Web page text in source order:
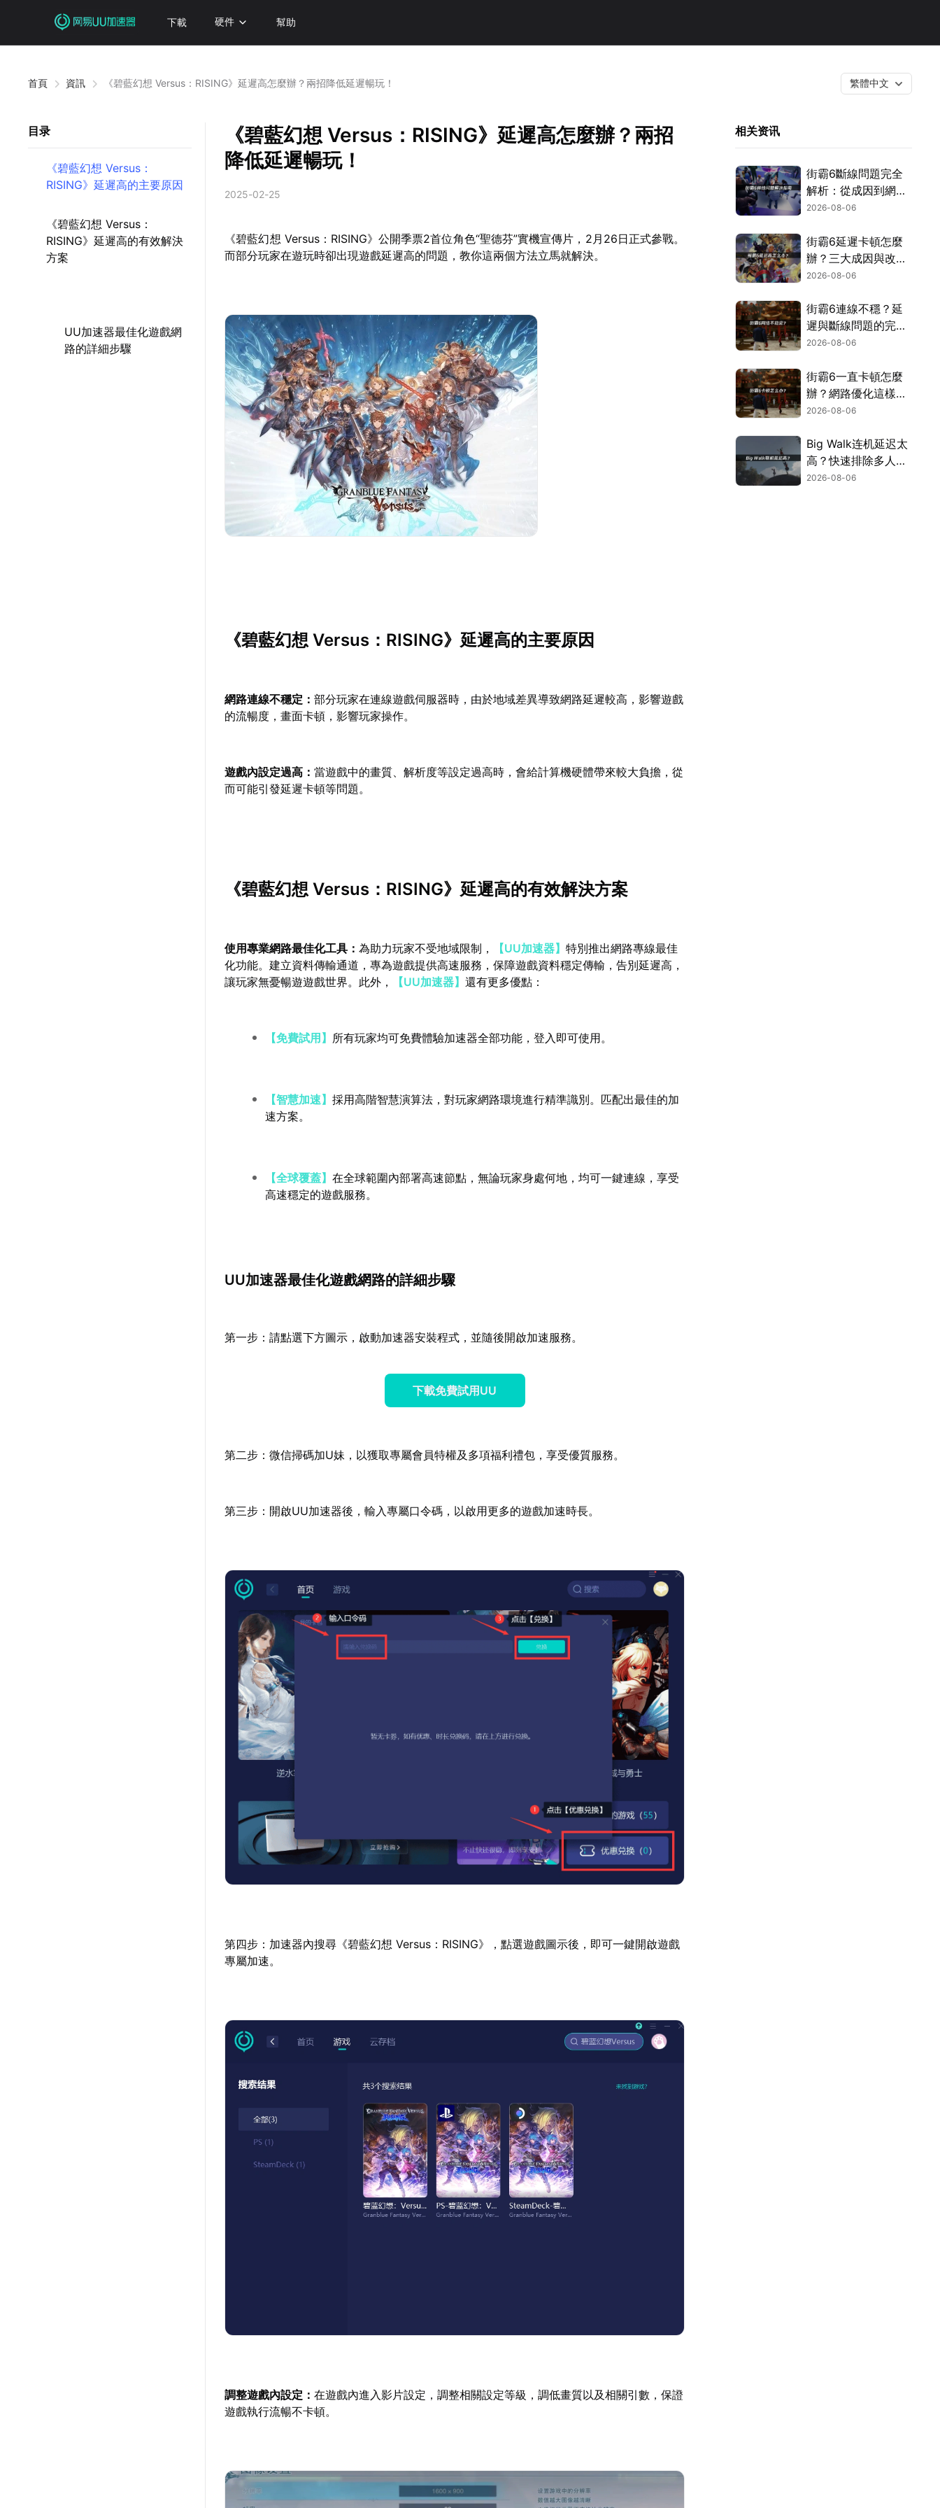
下載 硬件 幫助
首頁 資訊 《碧藍幻想 Versus：RISING》延遲高怎麼辦？兩招降低延遲暢玩！ 繁體中文
目录
《碧藍幻想 Versus：
RISING》延遲高的主要原因
《碧藍幻想 Versus：
RISING》延遲高的有效解決
方案
UU加速器最佳化遊戲網
路的詳細步驟
《碧藍幻想 Versus：RISING》延遲高怎麼辦？兩招
降低延遲暢玩！
2025-02-25
《碧藍幻想 Versus：RISING》公開季票2首位角色“聖德芬”實機宣傳片，2月26日正式參戰。
而部分玩家在遊玩時卻出現遊戲延遲高的問題，教你這兩個方法立馬就解決。
《碧藍幻想 Versus：RISING》延遲高的主要原因
網路連線不穩定：部分玩家在連線遊戲伺服器時，由於地域差異導致網路延遲較高，影響遊戲
的流暢度，畫面卡頓，影響玩家操作。
遊戲內設定過高：當遊戲中的畫質、解析度等設定過高時，會給計算機硬體帶來較大負擔，從
而可能引發延遲卡頓等問題。
《碧藍幻想 Versus：RISING》延遲高的有效解決方案
使用專業網路最佳化工具：為助力玩家不受地域限制， 【UU加速器】特別推出網路專線最佳
化功能。建立資料傳輸通道，專為遊戲提供高速服務，保障遊戲資料穩定傳輸，告別延遲高，
讓玩家無憂暢遊遊戲世界。此外，
【UU加速器】還有更多優點：
【免費試用】 所有玩家均可免費體驗加速器全部功能，登入即可使用。
【智慧加速】採用高階智慧演算法，對玩家網路環境進行精準識別。匹配出最佳的加
速方案。
【全球覆蓋】在全球範圍內部署高速節點，無論玩家身處何地，均可一鍵連線，享受
高速穩定的遊戲服務。
UU加速器最佳化遊戲網路的詳細步驟
第一步：請點選下方圖示，啟動加速器安裝程式，並隨後開啟加速服務。
下載免費試用UU
第二步：微信掃碼加U妹，以獲取專屬會員特權及多項福利禮包，享受優質服務。
第三步：開啟UU加速器後，輸入專屬口令碼，以啟用更多的遊戲加速時長。
第四步：加速器內搜尋《碧藍幻想 Versus：RISING》，點選遊戲圖示後，即可一鍵開啟遊戲
專屬加速。
調整遊戲內設定：在遊戲內進入影片設定，調整相關設定等級，調低畫質以及相關引數，保證
遊戲執行流暢不卡頓。
相关资讯
街霸6斷線問題完全
解析：從成因到網路
優化的實用攻略！
2026-08-06
街霸6延遲卡頓怎麼
辦？三大成因與改善
對策！
2026-08-06
街霸6連線不穩？延
遲與斷線問題的完整
解決指南！
2026-08-06
街霸6一直卡頓怎麼
辦？網路優化這樣解
決！
2026-08-06
Big Walk连机延迟太
高？快速排除多人游
玩卡顿困扰！
2026-08-06